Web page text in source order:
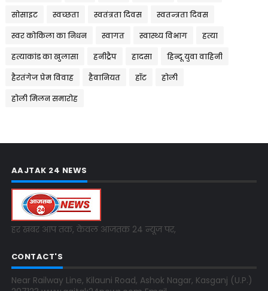
सोसाइट स्वच्छता स्वतंत्रता दिवस स्वतन्त्रता दिवस
स्वर कोकिला का निधन स्वागत स्वास्थ्य विभाग हत्या
हत्याकांड का खुलासा हनीट्रैप हादसा हिन्दू युवा वाहिनी
हैरतंगेज प्रेम विवाह हैवानियत हॉट होली
होली मिलन समारोह
AAJTAK 24 NEWS
हर खबर आप तक, केवल आजतक 24 न्यूज पर,
CONTACT'S
Near Railway Line, Kilauni Road, Ashok Nagar, Kasganj (U.P.)